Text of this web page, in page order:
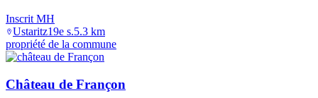
Inscrit MH
Ustaritz19e s.5.3 km
propriété de la commune
Château de Françon